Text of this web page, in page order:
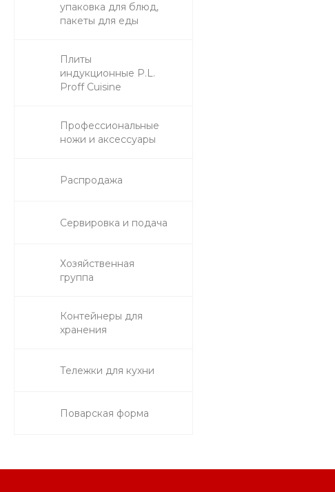
упаковка для блюд,
пакеты для еды
Плиты
индукционные P.L.
Proff Cuisine
Профессиональные
ножи и аксессуары
Распродажа
Сервировка и подача
Хозяйственная
группа
Контейнеры для
хранения
Тележки для кухни
Поварская форма